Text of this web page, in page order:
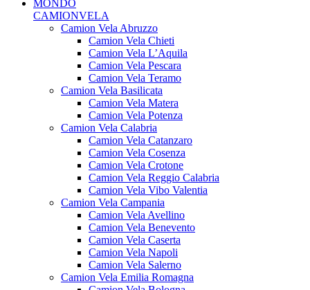
MONDO
CAMIONVELA
Camion Vela Abruzzo
Camion Vela Chieti
Camion Vela L’Aquila
Camion Vela Pescara
Camion Vela Teramo
Camion Vela Basilicata
Camion Vela Matera
Camion Vela Potenza
Camion Vela Calabria
Camion Vela Catanzaro
Camion Vela Cosenza
Camion Vela Crotone
Camion Vela Reggio Calabria
Camion Vela Vibo Valentia
Camion Vela Campania
Camion Vela Avellino
Camion Vela Benevento
Camion Vela Caserta
Camion Vela Napoli
Camion Vela Salerno
Camion Vela Emilia Romagna